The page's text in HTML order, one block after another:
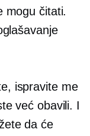
mogu čitati.
ispravite me
već obavili. I
da će